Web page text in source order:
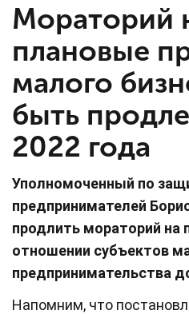
Мораторий
плановые
малого
быть
2022 года
Уполномоченный по
предпринимателей
продлить мораторий на
отношении субъектов
предпринимательства
Напомним, что